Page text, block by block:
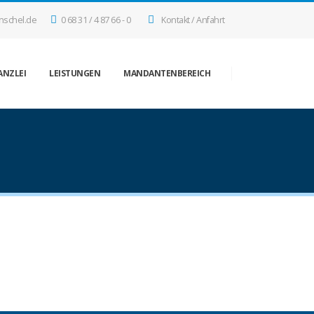
0 68 31 / 4 87 66 - 0 Kontakt / Anfahrt
LEISTUNGEN MANDANTENBEREICH